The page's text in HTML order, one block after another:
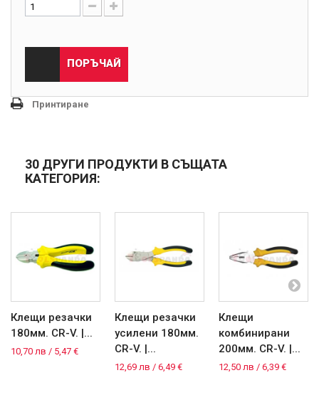
ПОРЪЧАЙ
Принтиране
30 ДРУГИ ПРОДУКТИ В СЪЩАТА
КАТЕГОРИЯ:
Клещи резачки
180мм. CR-V. |...
10,70 лв / 5,47 €
Клещи резачки
усилени 180мм.
CR-V. |...
12,69 лв / 6,49 €
Клещи
комбинирани
200мм. CR-V. |...
12,50 лв / 6,39 €